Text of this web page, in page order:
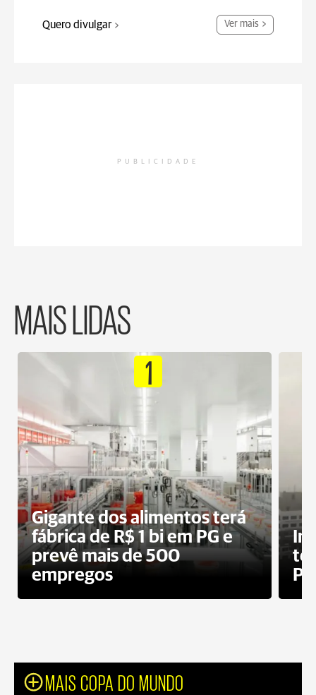
Quero divulgar Ver mais
PUBLICIDADE
MAIS LIDAS
1
Gigante dos alimentos terá
fábrica de R$ 1 bi em PG e
prevê mais de 500
empregos
MAIS COPA DO MUNDO